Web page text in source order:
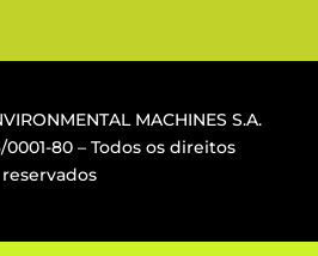
MACHINES S.A.
0001-80 – Todos os direitos
reservados